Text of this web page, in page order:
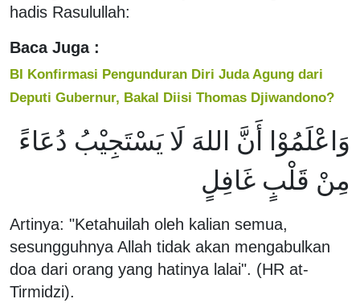
hadis Rasulullah:
Baca Juga :
BI Konfirmasi Pengunduran Diri Juda Agung dari
Deputi Gubernur, Bakal Diisi Thomas Djiwandono?
وَاعْلَمُوْا أَنَّ اللهَ لَا يَسْتَجِيْبُ دُعَاءً
مِنْ قَلْبٍ غَافِلٍ
Artinya: "Ketahuilah oleh kalian semua,
sesungguhnya Allah tidak akan mengabulkan
doa dari orang yang hatinya lalai". (HR at-
Tirmidzi).